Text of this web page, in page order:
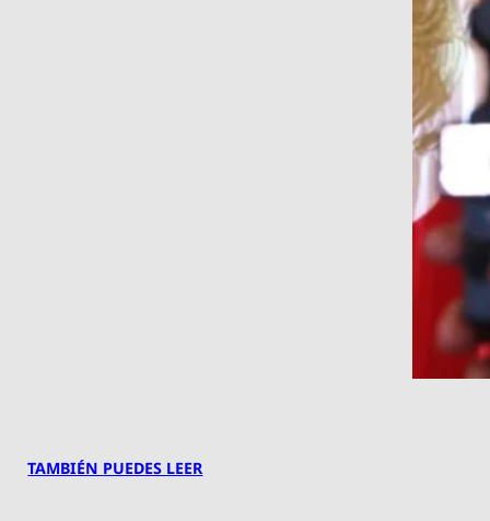
TAMBIÉN PUEDES LEER